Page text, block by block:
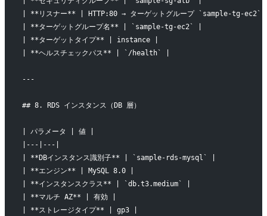
| **リスナー** | HTTP:80 → ターゲットグループ `sample-tg-ec2`
| **ターゲットグループ名** | `sample-tg-ec2` |
| **ターゲットタイプ** | instance |
| **ヘルスチェックパス** | `/health` |
---
## 8. RDS インスタンス（DB 層）
| パラメータ | 値 |
|---|---|
| **DBインスタンス識別子** | `sample-rds-mysql` |
| **エンジン** | MySQL 8.0 |
| **インスタンスクラス** | `db.t3.medium` |
| **マルチ AZ** | 有効 |
| **ストレージタイプ** | gp3 |